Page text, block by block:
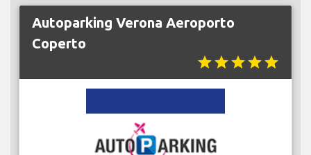
Autoparking Verona Aeroporto
Coperto
starstarstarstarstar